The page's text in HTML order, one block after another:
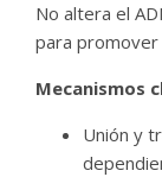
No altera el
para promover
Mecanismos
Unión y